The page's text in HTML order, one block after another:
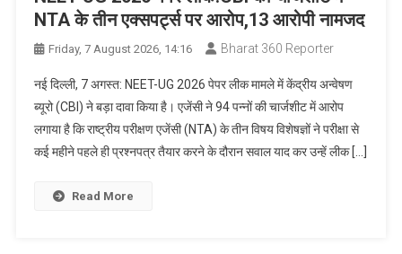
NTA के तीन एक्सपर्ट्स पर आरोप,13 आरोपी नामजद
Friday, 7 August 2026, 14:16 Bharat 360 Reporter
नई दिल्ली, 7 अगस्त: NEET-UG 2026 पेपर लीक मामले में केंद्रीय अन्वेषण
ब्यूरो (CBI) ने बड़ा दावा किया है। एजेंसी ने 94 पन्नों की चार्जशीट में आरोप
लगाया है कि राष्ट्रीय परीक्षण एजेंसी (NTA) के तीन विषय विशेषज्ञों ने परीक्षा से
कई महीने पहले ही प्रश्नपत्र तैयार करने के दौरान सवाल याद कर उन्हें लीक […]
Read More